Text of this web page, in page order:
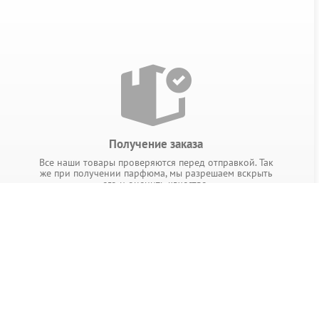
Получение заказа
Все наши товары проверяются перед отправкой. Так
же при получении парфюма, мы разрешаем вскрыть
его и оценить качество.